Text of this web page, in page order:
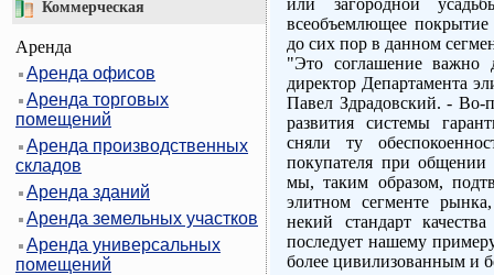
Коммерческая
Аренда
Аренда офисов
Аренда торговых
помещений
Аренда производственных
складов
Аренда зданий
Аренда земельных участков
Аренда универсальных
помещений
или загородной
всеобъемлющее
до сих пор в данном
"Это соглашение важно
директор Департамента
Павел Здрадовский. -
развития системы
сняли ту
покупателя при общении
мы, таким образом,
элитном сегменте
некий стандарт
последует нашему
более цивилизованным и